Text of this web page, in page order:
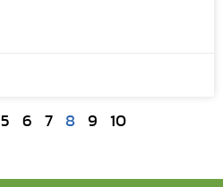
5 6 7 8 9 10